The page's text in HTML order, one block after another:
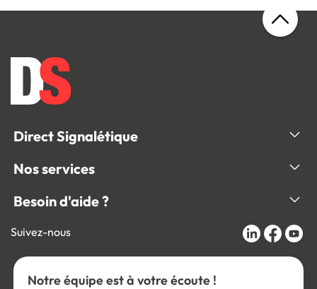
Direct Signalétique
Nos services
Besoin d'aide ?
Suivez-nous
Notre équipe est à votre écoute !